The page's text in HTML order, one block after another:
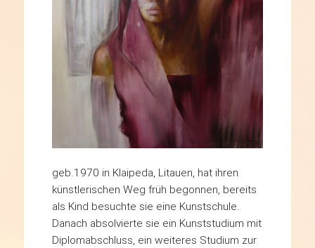
geb.1970 in Klaipeda, Litauen, hat ihren
künstlerischen Weg früh begonnen, bereits
als Kind besuchte sie eine Kunstschule.
Danach absolvierte sie ein Kunststudium mit
Diplomabschluss, ein weiteres Studium zur